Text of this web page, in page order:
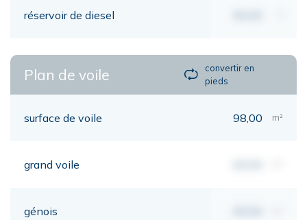
réservoir de diesel
Plan de voile
convertir en
pieds
surface de voile 98,00 m²
grand voile
génois